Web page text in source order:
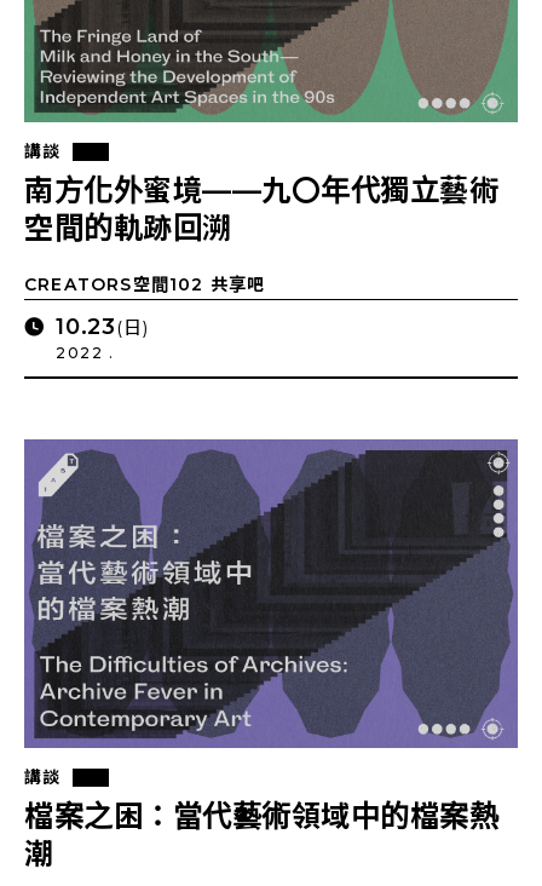
講談
南方化外蜜境——九〇年代獨立藝術
空間的軌跡回溯
CREATORS空間102 共享吧
10.23(日)
2022 .
講談
檔案之困：當代藝術領域中的檔案熱
潮